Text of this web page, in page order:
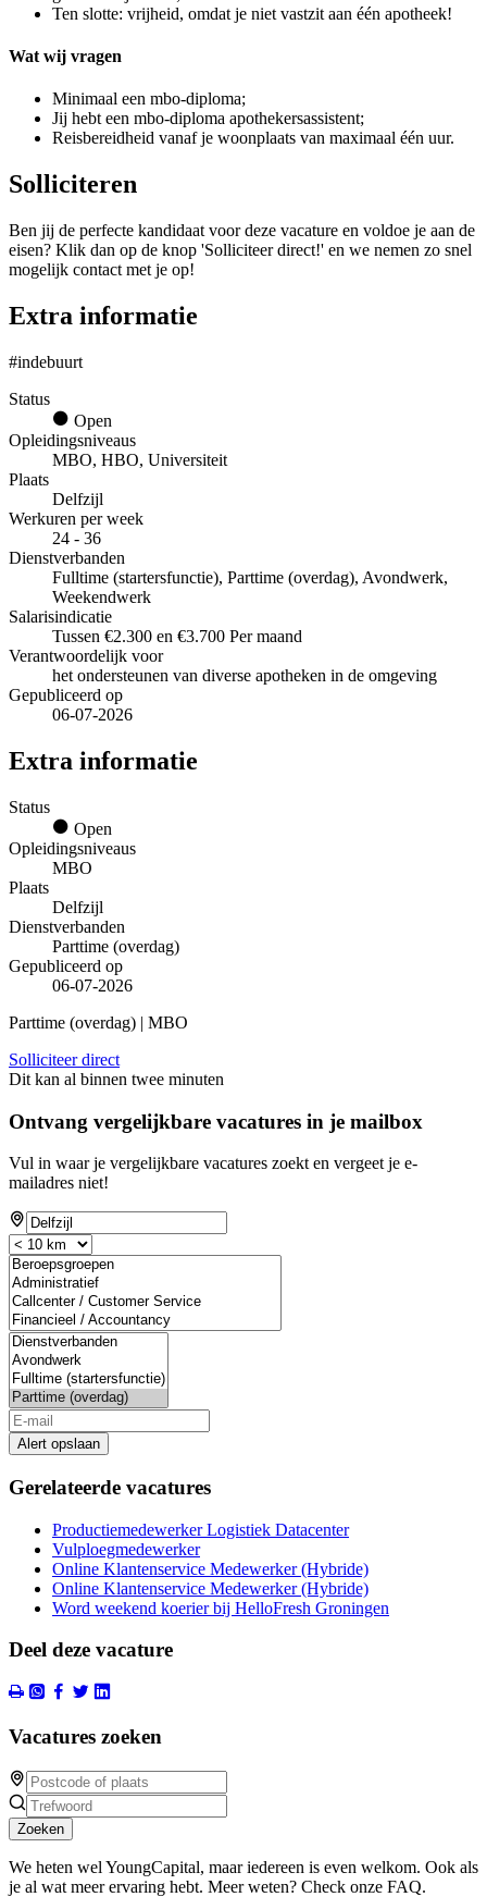
Ten slotte: vrijheid, omdat je niet vastzit aan één apotheek!
Wat wij vragen
Minimaal een mbo-diploma;
Jij hebt een mbo-diploma apothekersassistent;
Reisbereidheid vanaf je woonplaats van maximaal één uur.
Solliciteren
Ben jij de perfecte kandidaat voor deze vacature en voldoe je aan de
eisen? Klik dan op de knop 'Solliciteer direct!' en we nemen zo snel
mogelijk contact met je op!
Extra informatie
#indebuurt
Status
Open
Opleidingsniveaus
MBO, HBO, Universiteit
Plaats
Delfzijl
Werkuren per week
24 - 36
Dienstverbanden
Fulltime (startersfunctie), Parttime (overdag), Avondwerk,
Weekendwerk
Salarisindicatie
Tussen €2.300 en €3.700 Per maand
Verantwoordelijk voor
het ondersteunen van diverse apotheken in de omgeving
Gepubliceerd op
06-07-2026
Extra informatie
Status
Open
Opleidingsniveaus
MBO
Plaats
Delfzijl
Dienstverbanden
Parttime (overdag)
Gepubliceerd op
06-07-2026
Parttime (overdag) | MBO
Solliciteer direct
Dit kan al binnen twee minuten
Ontvang vergelijkbare vacatures in je mailbox
Vul in waar je vergelijkbare vacatures zoekt en vergeet je e-
mailadres niet!
If
you
are
a
human,
ignore
this
field
Alert opslaan
Gerelateerde vacatures
Productiemedewerker Logistiek Datacenter
Vulploegmedewerker
Online Klantenservice Medewerker (Hybride)
Online Klantenservice Medewerker (Hybride)
Word weekend koerier bij HelloFresh Groningen
Deel deze vacature
Vacatures zoeken
Zoeken
We heten wel YoungCapital, maar iedereen is even welkom. Ook als
je al wat meer ervaring hebt. Meer weten? Check onze FAQ.